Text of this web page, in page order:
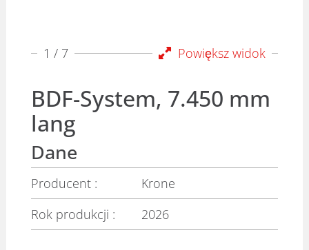
Powiększ widok
1 / 7
BDF-System, 7.450 mm
lang
Dane
Producent :
Krone
Rok produkcji :
2026